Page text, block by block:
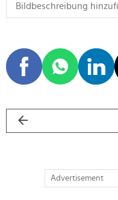
Advertisement